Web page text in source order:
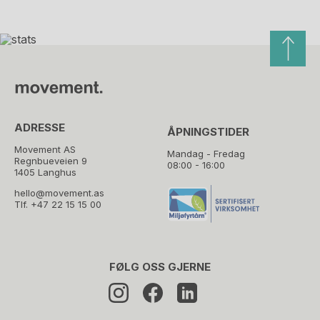
ADRESSE
Movement AS
Regnbueveien 9
1405 Langhus
hello@movement.as
Tlf. +47 22 15 15 00
ÅPNINGSTIDER
Mandag - Fredag
08:00 - 16:00
FØLG OSS GJERNE